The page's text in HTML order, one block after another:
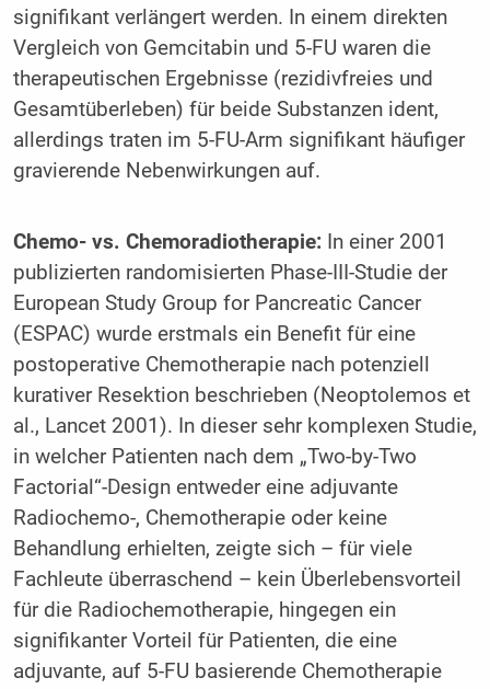
signifikant verlängert werden. In einem direkten
Vergleich von Gemcitabin und 5-FU waren die
therapeutischen Ergebnisse (rezidivfreies und
Gesamtüberleben) für beide Substanzen ident,
allerdings traten im 5-FU-Arm signifikant häufiger
gravierende Nebenwirkungen auf.
Chemo- vs. Chemoradiotherapie:In einer 2001
publizierten randomisierten Phase-III-Studie der
European Study Group for Pancreatic Cancer
(ESPAC) wurde erstmals ein Benefit für eine
postoperative Chemotherapie nach potenziell
kurativer Resektion beschrieben (Neoptolemos et
al., Lancet 2001). In dieser sehr komplexen Studie,
in welcher Patienten nach dem „Two-by-Two
Factorial“-Design entweder eine adjuvante
Radiochemo-, Chemotherapie oder keine
Behandlung erhielten, zeigte sich – für viele
Fachleute überraschend – kein Überlebensvorteil
für die Radiochemotherapie, hingegen ein
signifikanter Vorteil für Patienten, die eine
adjuvante, auf 5-FU basierende Chemotherapie